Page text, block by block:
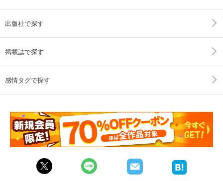
出版社で探す
掲載誌で探す
感情タグで探す